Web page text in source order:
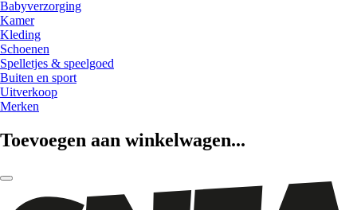
Babyverzorging
Kamer
Kleding
Schoenen
Spelletjes & speelgoed
Buiten en sport
Uitverkoop
Merken
Toevoegen aan winkelwagen...